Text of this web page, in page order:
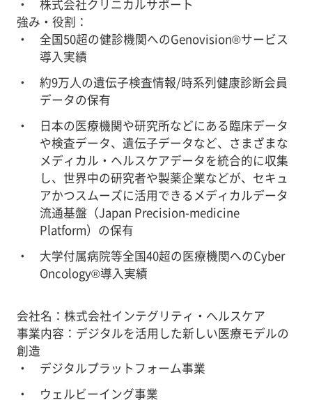
株式会社クリニカルサポート
強み・役割：
全国50超の健診機関へのGenovision®サービス
導入実績
約9万人の遺伝子検査情報/時系列健康診断会員
データの保有
日本の医療機関や研究所などにある臨床データ
や検査データ、遺伝子データなど、さまざまな
メディカル・ヘルスケアデータを統合的に収集
し、世界中の研究者や製薬企業などが、セキュ
アかつスムーズに活用できるメディカルデータ
流通基盤（Japan Precision-medicine
Platform）の保有
大学付属病院等全国40超の医療機関へのCyber
Oncology®導入実績
会社名：株式会社インテグリティ・ヘルスケア
事業内容：デジタルを活用した新しい医療モデルの
創造
デジタルプラットフォーム事業
ウェルビーイング事業